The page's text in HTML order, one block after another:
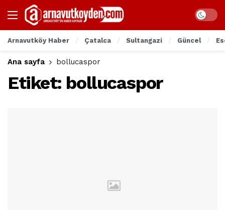
Arnavutköy Haber Çatalca Sultangazi Güncel
Ana sayfa bollucaspor
Etiket: bollucaspor